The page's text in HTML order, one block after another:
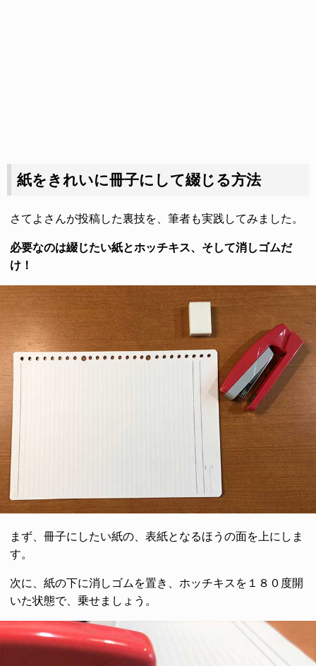
紙をきれいに冊子にして綴じる方法
さてよさんが投稿した裏技を、筆者も実践してみました。
必要なのは綴じたい紙とホッチキス、そして消しゴムだ
け！
まず、冊子にしたい紙の、表紙となるほうの面を上にしま
す。
次に、紙の下に消しゴムを置き、ホッチキスを１８０度開
いた状態で、乗せましょう。